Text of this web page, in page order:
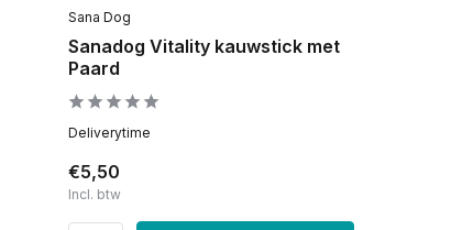
Sana Dog
Sanadog Vitality kauwstick met
Paard
Deliverytime
€5,50
Incl. btw